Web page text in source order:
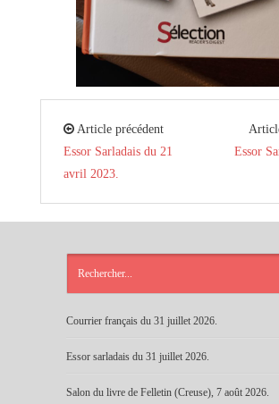
Article précédent
Essor Sarladais du 21
avril 2023.
Essor
Courrier français du 31 juillet 2026.
Essor sarladais du 31 juillet 2026.
Salon du livre de Felletin (Creuse), 7 août 2026.